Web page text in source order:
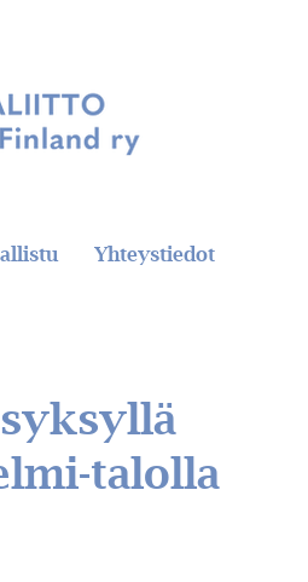
Yhteystiedot
talolla